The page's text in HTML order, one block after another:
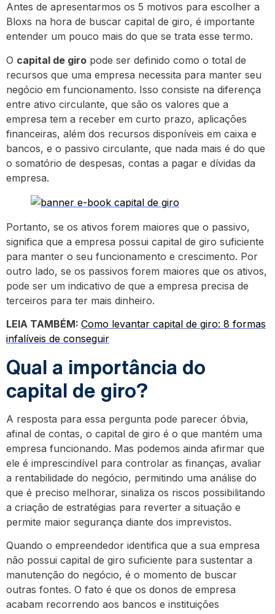
Antes de apresentarmos os 5 motivos para escolher a
Bloxs na hora de buscar capital de giro, é importante
entender um pouco mais do que se trata esse termo.
O capital de giro pode ser definido como o total de
recursos que uma empresa necessita para manter seu
negócio em funcionamento. Isso consiste na diferença
entre ativo circulante, que são os valores que a
empresa tem a receber em curto prazo, aplicações
financeiras, além dos recursos disponíveis em caixa e
bancos, e o passivo circulante, que nada mais é do que
o somatório de despesas, contas a pagar e dívidas da
empresa.
Portanto, se os ativos forem maiores que o passivo,
significa que a empresa possui capital de giro suficiente
para manter o seu funcionamento e crescimento. Por
outro lado, se os passivos forem maiores que os ativos,
pode ser um indicativo de que a empresa precisa de
terceiros para ter mais dinheiro.
LEIA TAMBÉM: Como levantar capital de giro: 8 formas
infalíveis de conseguir
Qual a importância do
capital de giro?
A resposta para essa pergunta pode parecer óbvia,
afinal de contas, o capital de giro é o que mantém uma
empresa funcionando. Mas podemos ainda afirmar que
ele é imprescindível para controlar as finanças, avaliar
a rentabilidade do negócio, permitindo uma análise do
que é preciso melhorar, sinaliza os riscos possibilitando
a criação de estratégias para reverter a situação e
permite maior segurança diante dos imprevistos.
Quando o empreendedor identifica que a sua empresa
não possui capital de giro suficiente para sustentar a
manutenção do negócio, é o momento de buscar
outras fontes. O fato é que os donos de empresa
acabam recorrendo aos bancos e instituições